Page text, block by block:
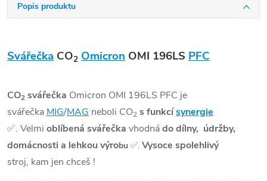
Popis produktu
Svářečka CO2 Omicron OMI 196LS PFC
CO2 svářečka Omicron OMI 196LS PFC je
svářečka MIG/MAG neboli CO2 s funkcísynergie
✅. Velmi oblíbená svářečka vhodnádo dílny, údržby,
domácnosti a lehkou výrobu ✅. Vysoce spolehlivý
stroj, kam jen chceš !